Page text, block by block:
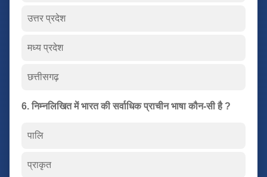
उत्तर प्रदेश
मध्य प्रदेश
छत्तीसगढ़
6. निम्नलिखित में भारत की सर्वाधिक प्राचीन भाषा कौन-सी है ?
पालि
प्राकृत